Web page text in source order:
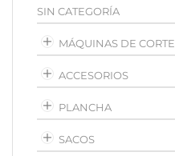
SIN CATEGORÍA
MÁQUINAS DE CORTE
ACCESORIOS
PLANCHA
SACOS